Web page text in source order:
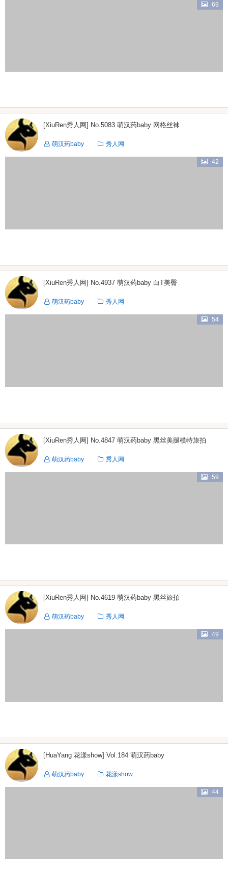
69
[XiuRen秀人网] No.5083 萌汉药baby 网格丝袜
萌汉药baby 秀人网
42
[XiuRen秀人网] No.4937 萌汉药baby 白T美臀
萌汉药baby 秀人网
54
[XiuRen秀人网] No.4847 萌汉药baby 黑丝美腿模特旅拍
萌汉药baby 秀人网
59
[XiuRen秀人网] No.4619 萌汉药baby 黑丝旅拍
萌汉药baby 秀人网
49
[HuaYang 花漾show] Vol.184 萌汉药baby
萌汉药baby 花漾show
44